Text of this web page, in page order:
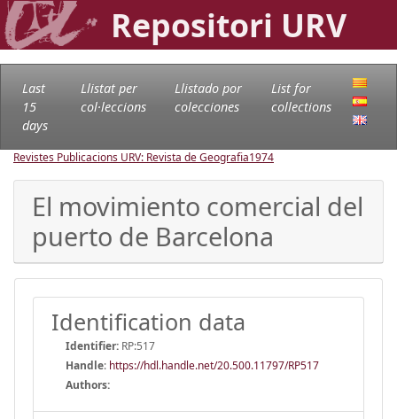
Repositori URV
Last
15
days
Llistat per
col·leccions
Llistado por
colecciones
List for
collections
Revistes Publicacions URV: Revista de Geografia1974
El movimiento comercial del
puerto de Barcelona
Identification data
Identifier: RP:517
Handle: https://hdl.handle.net/20.500.11797/RP517
Authors: